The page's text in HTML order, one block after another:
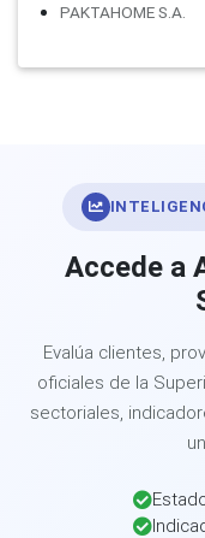
PAKTAHOME S.A.
Accede a
Evalúa clientes,
oficiales de la
sectoriales,